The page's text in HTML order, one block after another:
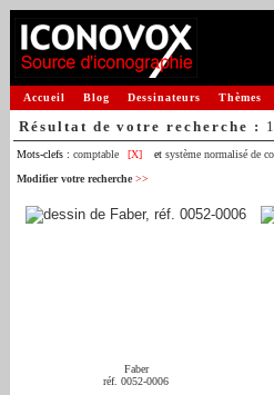
Accueil Blog Dessinateurs Thèmes
Résultat de votre recherche :
Mots-clefs : comptable [X] et système normalisé de
Modifier votre recherche >>
Faber
réf. 0052-0006